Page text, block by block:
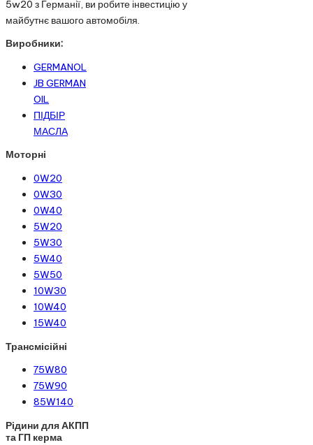
5w20 з Германії, ви робите інвестицію у
майбутнє вашого автомобіля.
Виробники:
GERMANOL
JB GERMAN
OIL
ПІДБІР
МАСЛА
Моторні
0W20
0W30
0W40
5W20
5W30
5W40
5W50
10W30
10W40
15W40
Трансмісійні
75W80
75W90
85W140
Рідини для АКПП
та ГП керма